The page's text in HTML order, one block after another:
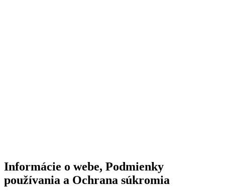
Informácie o webe, Podmienky
používania a Ochrana súkromia